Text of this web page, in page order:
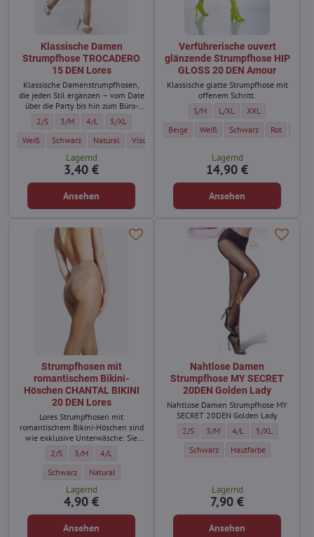
Klassische Damen
Strumpfhose TROCADERO
15 DEN Lores
Klassische Damenstrumpfhosen,
die jeden Stil ergänzen – vom Date
über die Party bis hin zum Büro-
Dresscode.
Klassische Damen Strumpfhose TROCADERO 15 DEN Lores - Größe:
2/S Klassische Damen Strumpfhose TROCADERO 15 DEN Lores - Größe:
3/M Klassische Damen Strumpfhose TROCADERO 15 DEN Lores -
4/L Klassische Damen Strumpfhose TROCADERO 15 DEN
5/XL
Klassische Damen Strumpfhose TROCADERO 15 DEN Lores - Farbe:
Weiß Klassische Damen Strumpfhose TROCADERO 15 DEN Lores - Farbe:
Schwarz Klassische Damen Strumpfhose TROCADERO 15 DEN Lores -
Natural Klassische Damen Strumpfhose TROCADERO 15
Visone
Lagernd
3,40 €
Ansehen
Verführerische ouvert
glänzende Strumpfhose HIP
GLOSS 20 DEN Amour
Klassische glatte Strumpfhose mit
offenem Schritt.
Verführerische ouvert glänzende
S/M Verführerische ouvert
L/XL Verführerische
XXL
Verführerische ouvert glänzende
Beige Verführerische ouvert
Weiß Verführerische ouvert
Schwarz Rot
Lagernd
14,90 €
Ansehen
Strumpfhosen mit
romantischem Bikini-
Höschen CHANTAL BIKINI
20 DEN Lores
Lores Strumpfhosen mit
romantischem Bikini-Höschen sind
wie exklusive Unterwäsche: Sie
sich gut, sie sind außerdem
langlebig und widerstandsfähig
Strumpfhosen mit romantischem Bikini-Höschen CHANTAL BIKINI 20 DEN
2/S Strumpfhosen mit romantischem Bikini-Höschen CHANTAL BIKINI
3/M Strumpfhosen mit romantischem Bikini-Höschen CHANTAL
4/L
Strumpfhosen mit romantischem Bikini-Höschen CHANTAL BIKINI 20 DEN
Schwarz Strumpfhosen mit romantischem Bikini-Höschen CHANTAL
Natural
Lagernd
4,90 €
Ansehen
Nahtlose Damen
Strumpfhose MY SECRET
20DEN Golden Lady
Nahtlose Damen Strumpfhose MY
SECRET 20DEN Golden Lady
Nahtlose Damen Strumpfhose MY
2/S Nahtlose Damen Strumpfhose
3/M Nahtlose Damen
4/L Nahtlose
5/XL
Nahtlose Damen Strumpfhose MY
Schwarz Nahtlose Damen
Hautfarbe
Lagernd
7,90 €
Ansehen